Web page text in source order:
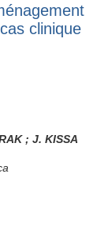
clinique
; J. KISSA